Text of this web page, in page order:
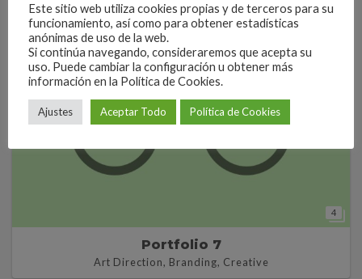
4
Portfolio 7
Art Direction, Branding, Creative
Este sitio web utiliza cookies propias y de terceros para su
funcionamiento, así como para obtener estadísticas
anónimas de uso de la web.
Si continúa navegando, consideraremos que acepta su
uso. Puede cambiar la configuración u obtener más
información en la Política de Cookies.
Ajustes Aceptar Todo Política de Cookies